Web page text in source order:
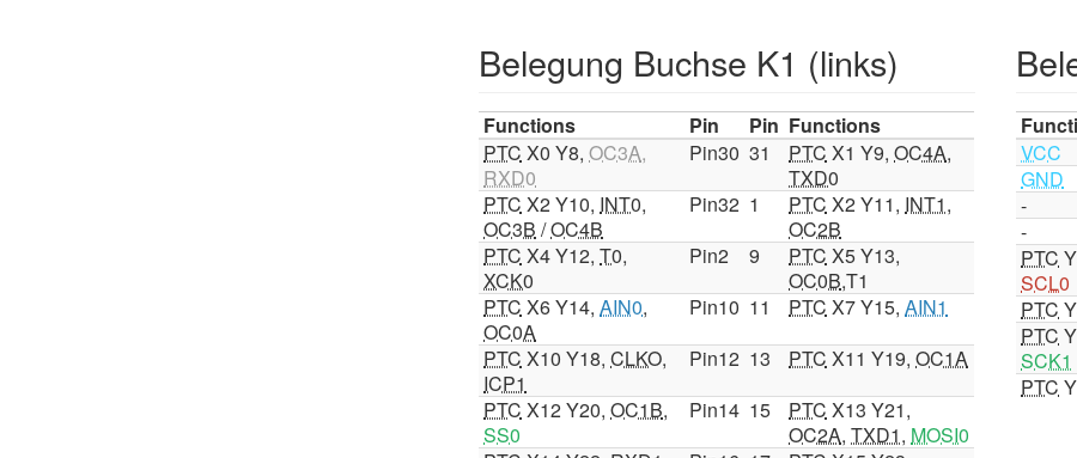
Belegung Buchse K1 (links)
Functions Pin Pin Functions
PTC X0 Y8, OC3A,
RXD0
Pin30 31 PTC X1 Y9, OC4A,
TXD0
PTC X2 Y10, INT0,
OC3B /OC4B
Pin32 1 PTC X2 Y11, INT1,
OC2B
PTC X4 Y12, T0,
XCK0
Pin2 9 PTC X5 Y13,
OC0B,T1
PTC X6 Y14, AIN0,
OC0A
Pin10 11 PTC X7 Y15, AIN1
PTC X10 Y18, CLKO,
ICP1
Pin12 13 PTC X11 Y19, OC1A
PTC X12 Y20, OC1B,
SS0
Pin14 15 PTC X13 Y21,
OC2A, TXD1, MOSI0
VCC
GND
-
-
PTC
SCL0
PTC
PTC
SCK1
PTC